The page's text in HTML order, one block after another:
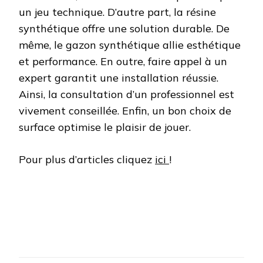
un jeu technique. D’autre part, la résine
synthétique offre une solution durable. De
même, le gazon synthétique allie esthétique
et performance. En outre, faire appel à un
expert garantit une installation réussie.
Ainsi, la consultation d’un professionnel est
vivement conseillée. Enfin, un bon choix de
surface optimise le plaisir de jouer.
Pour plus d’articles cliquez ici !